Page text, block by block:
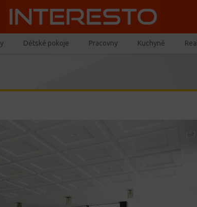
Dětské pokoje Pracovny Kuchyně